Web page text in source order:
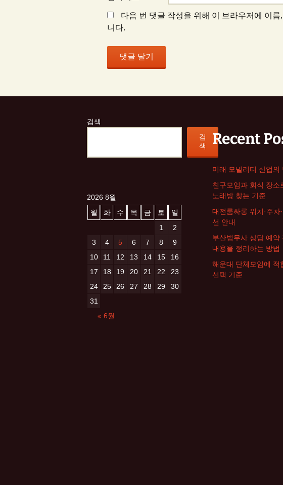
다음 번 댓글 작성을 위해 이 브라우저에 이
니다.
검색
검
색
Recent
미래 모빌리티 산업의
친구모임과 회식 장소
노래방 찾는 기준
대전룸싸롱 위치·주차
선 안내
부산법무사 상담 예약
내용을 정리하는 방법
해운대 단체모임에 적
선택 기준
2026 8월
월
화 수 목 금 토
일
1
2
3
4 5 6 7 8
9
10
11 12 13 14 15
16
17
18 19 20 21 22
23
24
25 26 27 28 29
30
31
« 6월